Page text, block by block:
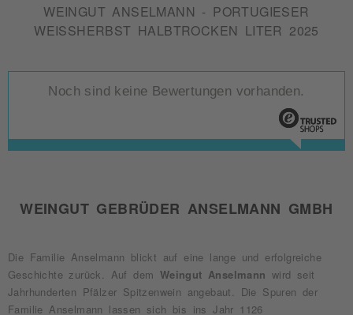
WEINGUT ANSELMANN - PORTUGIESER
WEISSHERBST HALBTROCKEN LITER 2025
Noch sind keine Bewertungen vorhanden.
WEINGUT GEBRÜDER ANSELMANN GMBH
Die Familie Anselmann blickt auf eine lange und erfolgreiche
Geschichte zurück. Auf dem Weingut Anselmann
wird seit
Jahrhunderten Pfälzer Spitzenwein angebaut. Die Spuren der
Familie Anselmann lassen sich bis ins Jahr 1126